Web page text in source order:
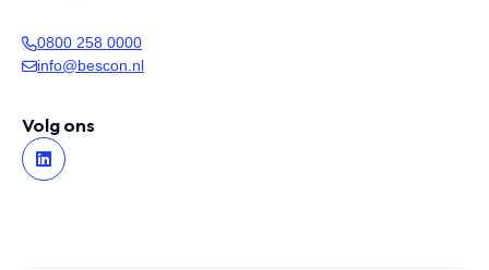
0800 258 0000
info@bescon.nl
Volg ons